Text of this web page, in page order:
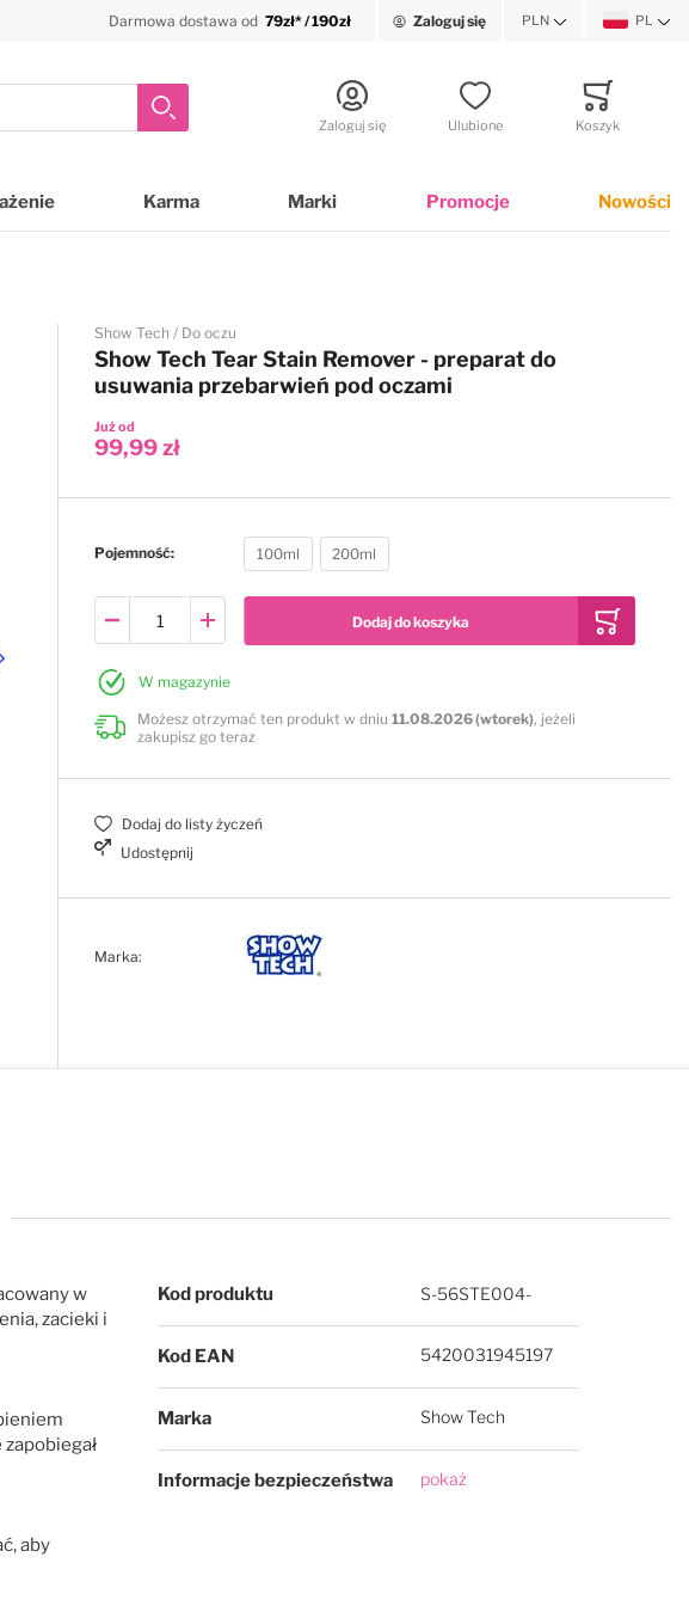
Darmowa dostawa od 79zł* / 190zł Zaloguj sięWalutaPLN PL
Szukaj Zaloguj się Ulubione Koszyk
Karma Marki Promocje Nowości
Show Tech Do oczu
Show Tech Tear Stain Remover - preparat do
usuwania przebarwień pod oczami
Już od
99,99 zł
Pojemność 100ml 200ml
Dodaj do koszyka
W magazynie
Możesz otrzymać ten produkt w dniu11.08.2026 (wtorek), jeżeli
zakupisz go teraz
Dodaj do listy życzeń
Udostępnij
Marka:
w
zacieki i
zapobiegał
aby
Więcej informacji
Kod produktu S-56STE004-
Kod EAN 5420031945197
Marka Show Tech
Informacje bezpieczeństwa pokaż